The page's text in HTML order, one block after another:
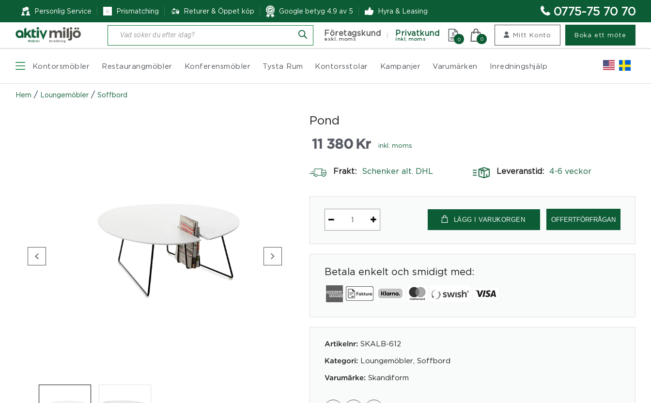
Personlig Service Prismatching Returer & Öppet köp Google betyg 4.9 av 5 Hyra & Leasing 0775-75 70 70
Produktsökning Företagskund
exkl. moms
Privatkund
inkl. moms 0 0
Mitt Konto Boka ett möte
Kontorsmöbler Restaurangmöbler Konferensmöbler Tysta Rum Kontorsstolar Kampanjer Varumärken Inredningshjälp
Hem / Loungemöbler / Soffbord
Pond
11 380 Kr inkl. moms
Frakt: Schenker alt. DHL Leveranstid: 4-6 veckor
LÄGG I VARUKORGEN OFFERTFÖRFRÅGAN
Betala enkelt och smidigt med:
Artikelnr: SKALB-612
Kategori: Loungemöbler Soffbord
Varumärke: Skandiform